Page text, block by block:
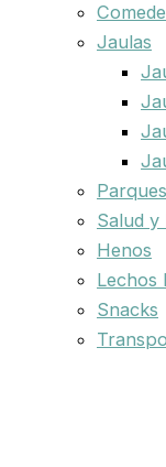
Jaulas
Parques
Salud y
Henos
Lechos
Snacks